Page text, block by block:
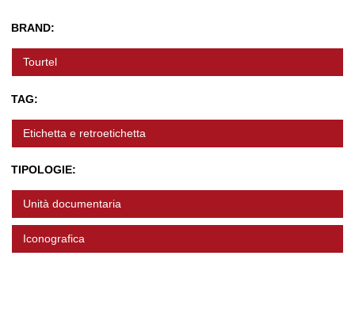
BRAND:
Tourtel
TAG:
Etichetta e retroetichetta
TIPOLOGIE:
Unità documentaria
Iconografica